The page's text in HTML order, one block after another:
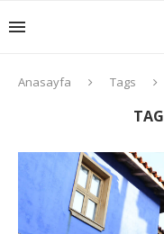
Anasayfa Tags